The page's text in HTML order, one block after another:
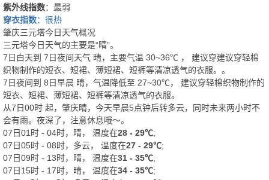
紫外线指数：最弱
穿衣指数：很热
肇庆三元塔今日天气概况
三元塔今日天气的主要是“晴”。
7日白天到 7日夜间天气 晴，主要气温 30~36℃ ， 建议穿建议穿轻棉
织物制作的短衣、短裙、薄短裙、短裤等清凉透气的衣服。 。
7日夜间到 8日早晨 晴，气温降低至 27~30℃， 建议穿轻棉织物制作的
短衣、短裙、薄短裙、短裤等清凉透气的衣服。
从7日00时 起，肇庆晴，今天早晨5点钟后转多云，同时未来两小时不
会有雨。夜深了，注意休息哦～。
07日01时 - 04时，晴， 温度在28 - 29℃;
07日05时 - 08时，多云， 温度在27 - 29℃;
07日09时 - 13时，晴， 温度在31 - 35℃;
07日15时 - 17时，晴， 温度在34 - 35℃;